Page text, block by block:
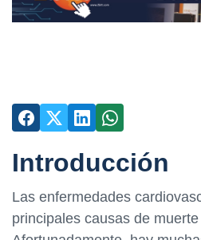
Introducción
Las enfermedades
principales causas de